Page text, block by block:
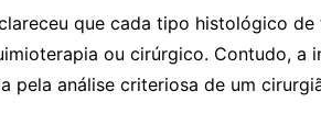
que cada tipo histológico
ou cirúrgico. Contudo, a
pela análise criteriosa de um